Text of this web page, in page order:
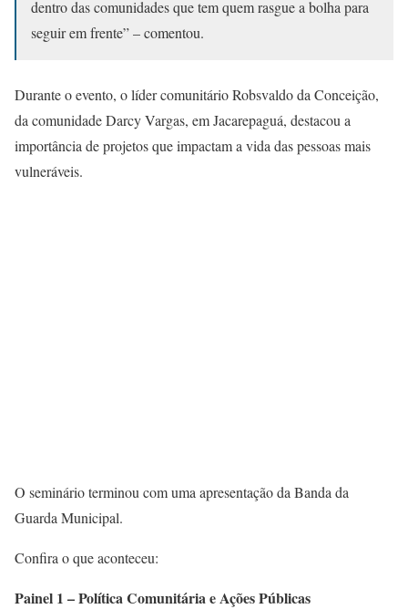
dentro das comunidades que tem quem rasgue a bolha para
seguir em frente” – comentou.
Durante o evento, o líder comunitário Robsvaldo da Conceição,
da comunidade Darcy Vargas, em Jacarepaguá, destacou a
importância de projetos que impactam a vida das pessoas mais
vulneráveis.
O seminário terminou com uma apresentação da Banda da
Guarda Municipal.
Confira o que aconteceu:
Painel 1 – Política Comunitária e Ações Públicas